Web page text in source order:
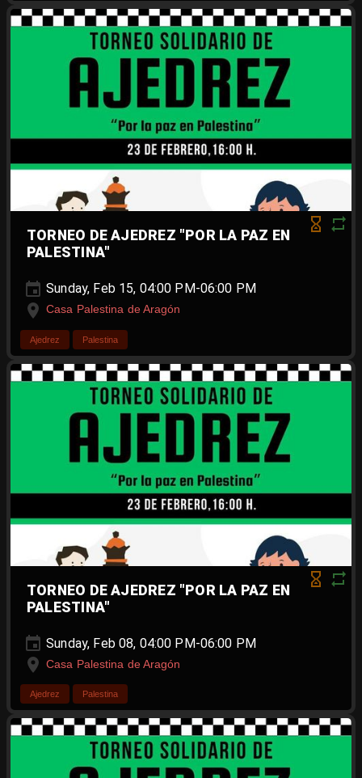
TORNEO DE AJEDREZ "POR LA PAZ EN
PALESTINA"
Sunday, Feb 15, 04:00 PM-06:00 PM
Casa Palestina de Aragón
Ajedrez Palestina
TORNEO DE AJEDREZ "POR LA PAZ EN
PALESTINA"
Sunday, Feb 08, 04:00 PM-06:00 PM
Casa Palestina de Aragón
Ajedrez Palestina